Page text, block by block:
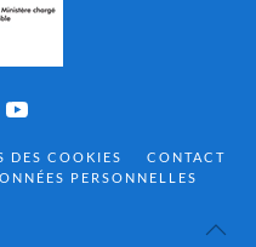
DES COOKIES
CONTACT
PERSONNELLES